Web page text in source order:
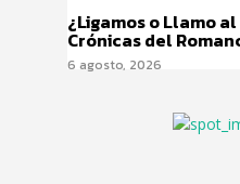
¿Ligamos o Llamo
Crónicas del
6 agosto, 2026